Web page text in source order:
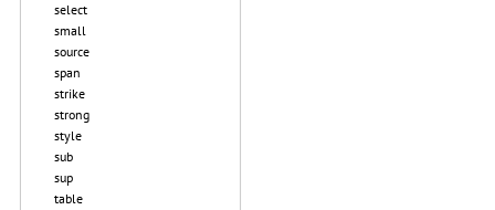
select
small
source
span
strike
strong
style
sub
sup
table